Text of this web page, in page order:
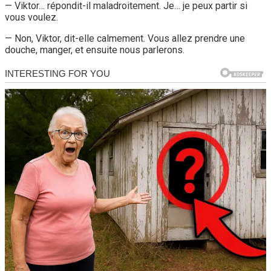
— Viktor… répondit-il maladroitement. Je… je peux partir si
vous voulez.
— Non, Viktor, dit-elle calmement. Vous allez prendre une
douche, manger, et ensuite nous parlerons.